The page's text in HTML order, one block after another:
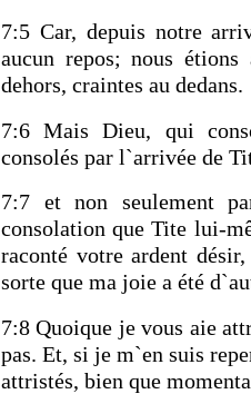
7:5 Car, depuis notre
aucun repos; nous
dehors, craintes au dedans.
7:6 Mais Dieu, qui
consolés par l`arrivée de
7:7 et non seulement
consolation que Tite lui-
raconté votre ardent
sorte que ma joie a été
7:8 Quoique je vous aie
pas. Et, si je m`en suis
attristés, bien que